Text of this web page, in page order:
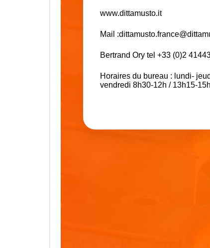
www.dittamusto.it
Mail
Bertrand Ory tel +33 (0)2
Horaires du bureau : lundi-
vendredi 8h30-12h / 13h15-